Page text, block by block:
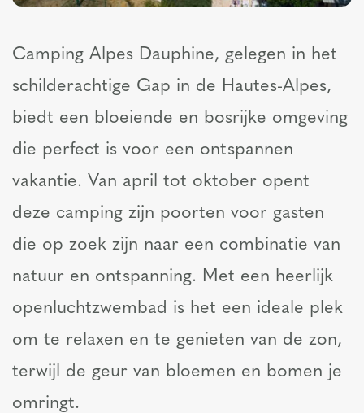
Camping Alpes Dauphine, gelegen in het
schilderachtige Gap in de Hautes-Alpes,
biedt een bloeiende en bosrijke omgeving
die perfect is voor een ontspannen
vakantie. Van april tot oktober opent
deze camping zijn poorten voor gasten
die op zoek zijn naar een combinatie van
natuur en ontspanning. Met een heerlijk
openluchtzwembad is het een ideale plek
om te relaxen en te genieten van de zon,
terwijl de geur van bloemen en bomen je
omringt.